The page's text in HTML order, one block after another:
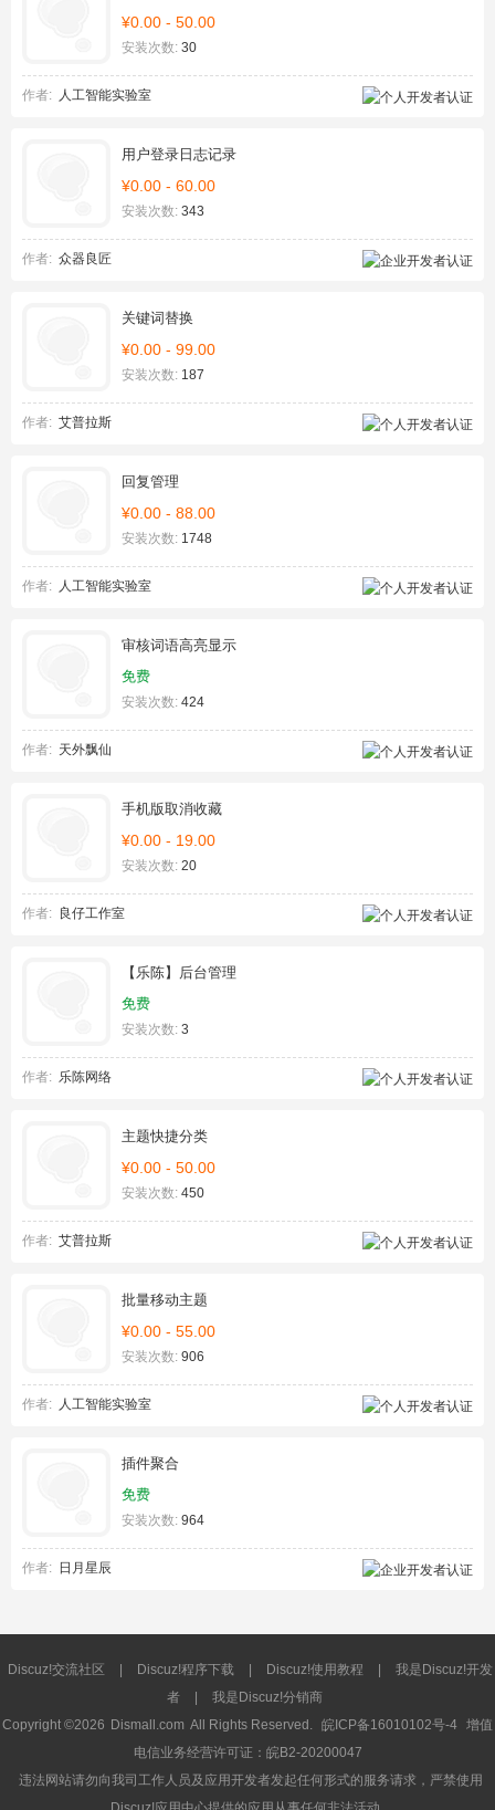
¥0.00 - 50.00
安装次数: 30
作者: 人工智能实验室
用户登录日志记录
¥0.00 - 60.00
安装次数: 343
作者: 众器良匠
关键词替换
¥0.00 - 99.00
安装次数: 187
作者: 艾普拉斯
回复管理
¥0.00 - 88.00
安装次数: 1748
作者: 人工智能实验室
审核词语高亮显示
免费
安装次数: 424
作者: 天外飘仙
手机版取消收藏
¥0.00 - 19.00
安装次数: 20
作者: 良仔工作室
【乐陈】后台管理
免费
安装次数: 3
作者: 乐陈网络
主题快捷分类
¥0.00 - 50.00
安装次数: 450
作者: 艾普拉斯
批量移动主题
¥0.00 - 55.00
安装次数: 906
作者: 人工智能实验室
插件聚合
免费
安装次数: 964
作者: 日月星辰
Discuz!交流社区 Discuz!程序下载 Discuz!使用教程
我是Discuz!开发
者
我是Discuz!分销商
Copyright ©2026 Dismall.com All Rights Reserved. 皖ICP备16010102号-4 增值
电信业务经营许可证：皖B2-20200047
违法网站请勿向我司工作人员及应用开发者发起任何形式的服务请求，严禁使用